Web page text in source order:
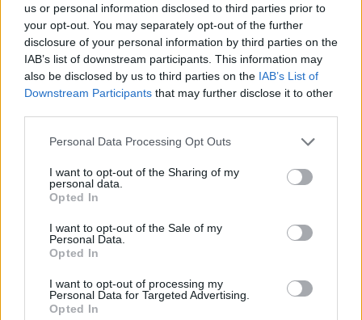
us or personal information disclosed to third parties prior to
your opt-out. You may separately opt-out of the further
disclosure of your personal information by third parties on the
IAB’s list of downstream participants. This information may
also be disclosed by us to third parties on the IAB’s List of
Downstream Participants that may further disclose it to other
Please note that this website/app uses one or more Google
not limited to your visit or usage behaviour. You may click to
grant or deny consent to Google and its third-party tags to
use your data for below specified purposes in below Google
consent section.
Personal Data Processing Opt Outs
I want to opt-out of the Sharing of my
personal data.
Opted In
I want to opt-out of the Sale of my
Personal Data.
Opted In
I want to opt-out of processing my
Personal Data for Targeted Advertising.
Opted In
Arrestati cinque agenti della polizia locale di Milano: le
accuse e i dettagli
NEWS